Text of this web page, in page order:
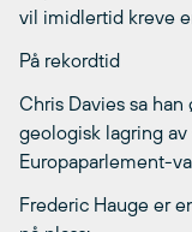
vil imidlertid kreve
På rekordtid
Chris Davies sa
geologisk lagring
Europaparlement-
Frederic Hauge er